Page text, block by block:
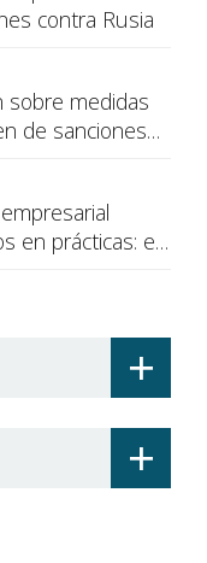
contra Rusia
sobre medidas
de sanciones
en prácticas: el
+
+